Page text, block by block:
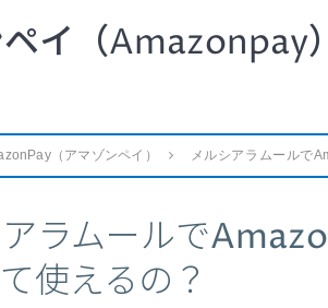
イ（Amazonpay
（アマゾンペイ） メルシアラムールで
ラムールで
使えるの？